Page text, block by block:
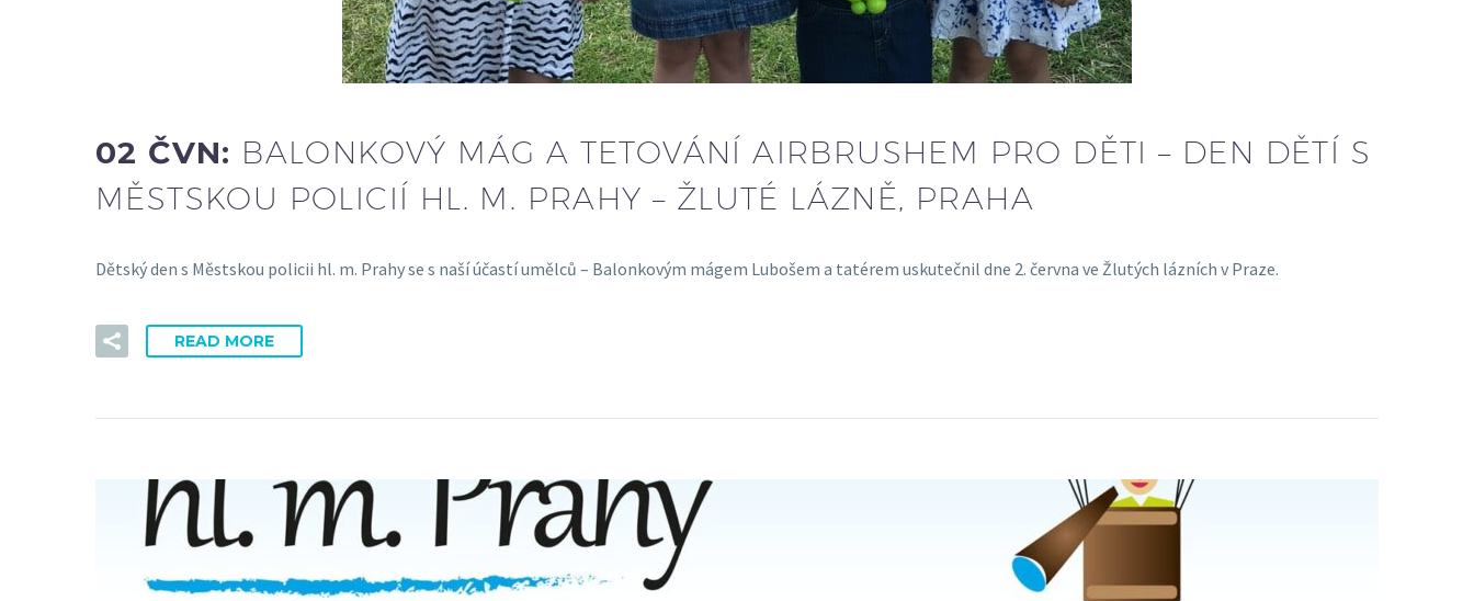
02 ČVN: BALONKOVÝ MÁG A TETOVÁNÍ AIRBRUSHEM PRO DĚTI – DEN DĚTÍ S
MĚSTSKOU POLICIÍ HL. M. PRAHY – ŽLUTÉ LÁZNĚ, PRAHA
Dětský den s Městskou policii hl. m. Prahy se s naší účastí umělců – Balonkovým mágem Lubošem a tatérem uskutečnil dne 2. června ve Žlutých lázních v Praze.
READ MORE